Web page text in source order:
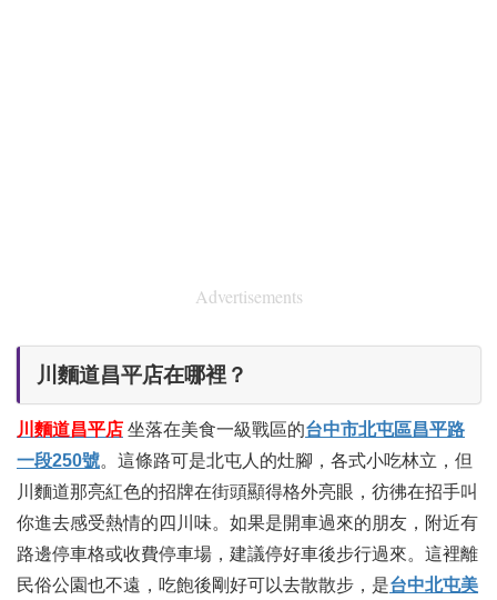
Advertisements
川麵道昌平店在哪裡？
川麵道昌平店 坐落在美食一級戰區的台中市北屯區昌平路
一段250號。這條路可是北屯人的灶腳，各式小吃林立，但
川麵道那亮紅色的招牌在街頭顯得格外亮眼，彷彿在招手叫
你進去感受熱情的四川味。如果是開車過來的朋友，附近有
路邊停車格或收費停車場，建議停好車後步行過來。這裡離
民俗公園也不遠，吃飽後剛好可以去散散步，是台中北屯美